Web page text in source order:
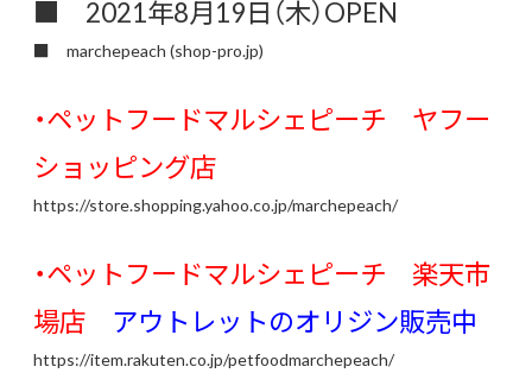
■ 2021年8月19日（木）OPEN
■ marchepeach (shop-pro.jp)
・ペットフードマルシェピーチ ヤフー
ショッピング店
https://store.shopping.yahoo.co.jp/marchepeach/
・ペットフードマルシェピーチ 楽天市
場店 アウトレットのオリジン販売中
https://item.rakuten.co.jp/petfoodmarchepeach/